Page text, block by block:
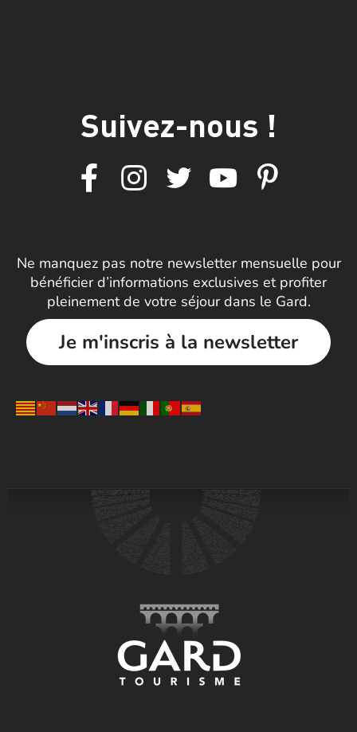
Suivez-nous !
Ne manquez pas notre newsletter mensuelle pour
bénéficier d’informations exclusives et profiter
pleinement de votre séjour dans le Gard.
Je m'inscris à la newsletter